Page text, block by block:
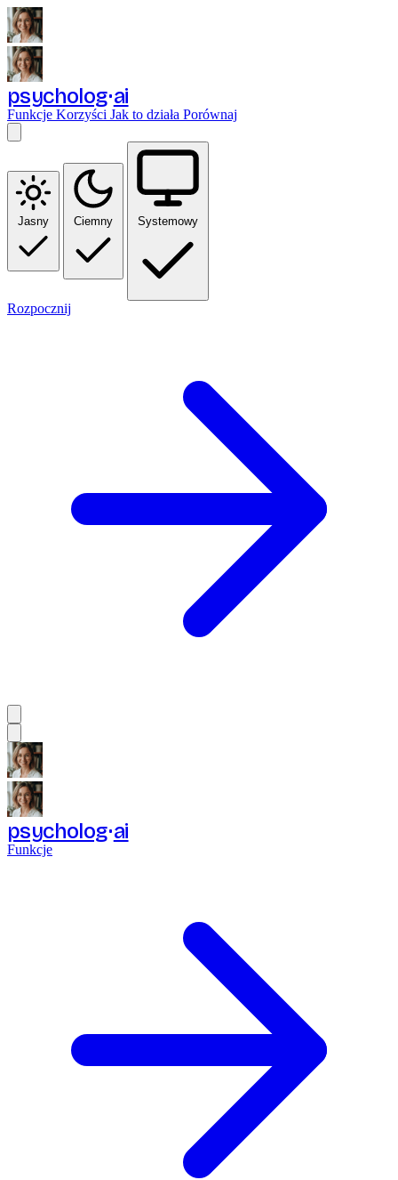
psycholog ai
Funkcje Korzyści Jak to działa Porównaj
Jasny Ciemny Systemowy
Rozpocznij
psycholog ai
Funkcje